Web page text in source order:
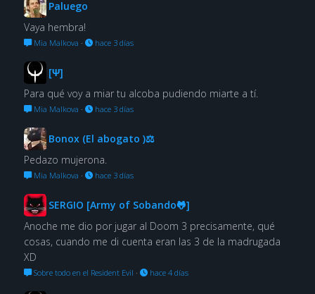
Paluego
Vaya hembra!
Mia Malkova · hace 3 días
[Ψ]
Para qué voy a miar tu alcoba pudiendo miarte a tí.
Mia Malkova · hace 3 días
Bonox (El abogato )⚖
Pedazo mujerona.
Mia Malkova · hace 3 días
SERGIO [Army of Sobando🐸]
Anoche me dio por jugar al Doom 3 precisamente, qué
cosas, cuando me di cuenta eran las 3 de la madrugada
XD
Sobre todo en el Resident Evil · hace 4 días